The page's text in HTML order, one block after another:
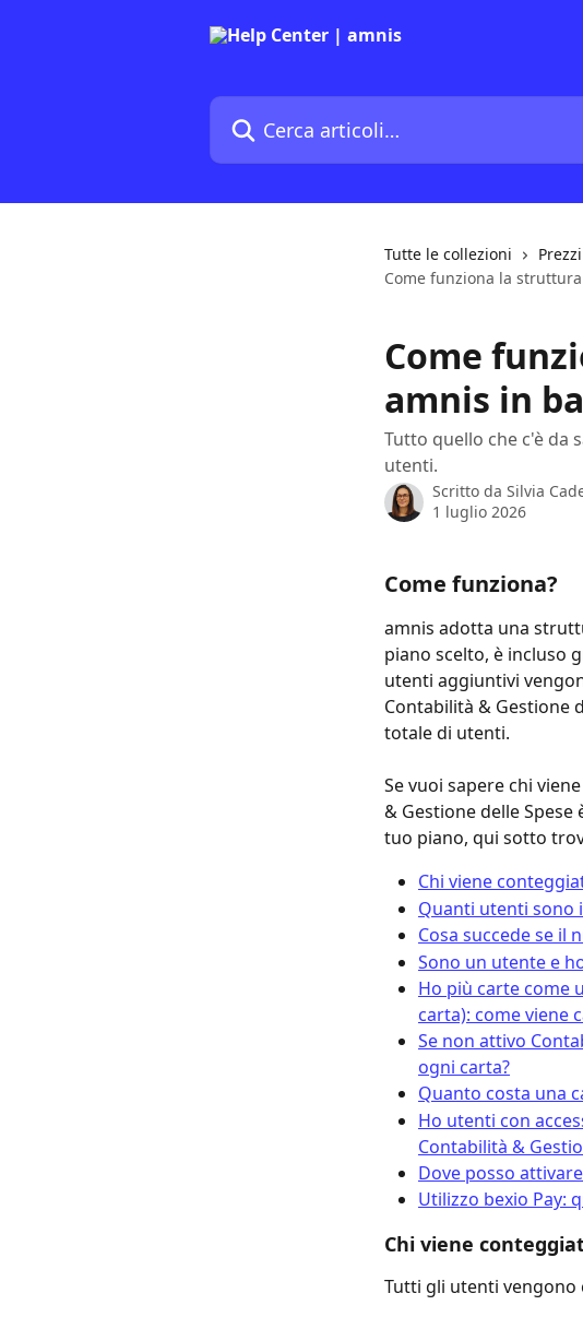
Cerca articoli…
Tutte le collezioni
Come funziona la
Come
amnis in
Tutto quello che c'è da
utenti.
Scritto da Silvia
1 luglio 2026
Come funziona?
amnis adotta una
piano scelto, è incluso
utenti aggiuntivi
Contabilità & Gestione
totale di utenti.
Se vuoi sapere chi
& Gestione delle
tuo piano, qui sotto
Chi viene
Quanti utenti sono
Cosa succede se
Sono un utente e
Ho più carte come
carta): come viene
Se non attivo
ogni carta?
Quanto costa una
Ho utenti con
Contabilità &
Dove posso
Utilizzo bexio Pay:
Chi viene
Tutti gli utenti vengono